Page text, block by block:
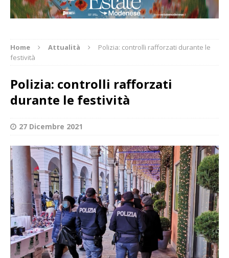
Home Attualità
Polizia: controlli rafforzati durante le
festività
Polizia: controlli rafforzati
durante le festività
27 Dicembre 2021